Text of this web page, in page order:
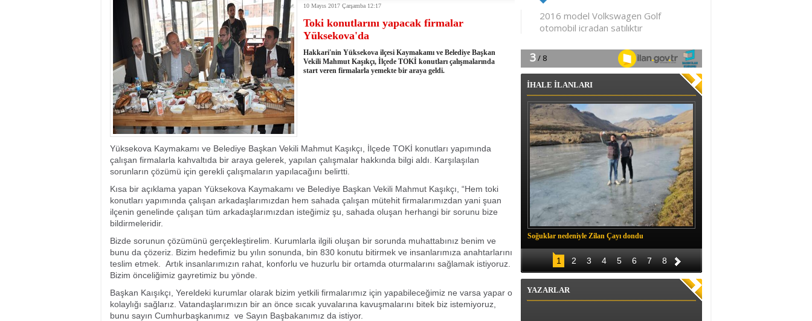
19:17 - Cennet Cehennem Vadisi'nde şampiyonluk mücadelesi start aldı
19:13 - Bakan Yardımcısı Çelik, Aşiret Lideri Keskin'i ziyaret etti
19:10 - Hakkari'de 503 kilogram Esrar ele geçirildi
19:08- Bakan Yardımcısı Ali Çelik Hakkari’de sevgi seli
10 Mayıs 2017 Çarşamba 12:17
Toki konutlarını yapacak firmalar
Yüksekova'da
Hakkari'nin Yüksekova ilçesi Kaymakamı ve Belediye Başkan
Vekili Mahmut Kaşıkçı, İlçede TOKİ konutları çalışmalarında
start veren firmalarla yemekte bir araya geldi.
Yüksekova Kaymakamı ve Belediye Başkan Vekili Mahmut Kaşıkçı, İlçede TOKİ konutları yapımında
çalışan firmalarla kahvaltıda bir araya gelerek, yapılan çalışmalar hakkında bilgi aldı. Karşılaşılan
sorunların çözümü için gerekli çalışmaların yapılacağını belirtti.
Kısa bir açıklama yapan Yüksekova Kaymakamı ve Belediye Başkan Vekili Mahmut Kaşıkçı, “Hem toki
konutları yapımında çalışan arkadaşlarımızdan hem sahada çalışan mütehit firmalarımızdan yani şuan
ilçenin genelinde çalışan tüm arkadaşlarımızdan isteğimiz şu, sahada oluşan herhangi bir sorunu bize
bildirmeleridir.
Bizde sorunun çözümünü gerçekleştirelim. Kurumlarla ilgili oluşan bir sorunda muhattabınız benim ve
bunu da çözeriz. Bizim hedefimiz bu yılın sonunda, bin 830 konutu bitirmek ve insanlarımıza anahtarlarını
teslim etmek. Artık insanlarımızın rahat, konforlu ve huzurlu bir ortamda oturmalarını sağlamak istiyoruz.
Bizim önceliğimiz gayretimiz bu yönde.
Başkan Kaışıkçı, Yereldeki kurumlar olarak bizim yetkili firmalarımız için yapabileceğimiz ne varsa yapar o
kolaylığı sağlarız. Vatandaşlarımızın bir an önce sıcak yuvalarına kavuşmalarını bitek biz istemiyoruz,
bunu sayın Cumhurbaşkanımız ve Sayın Başbakanımız da istiyor.
İHALE İLANLARI
Soğuklar nedeniyle Zilan Çayı dondu
1 2 3 4 5 6 7 8
YAZARLAR